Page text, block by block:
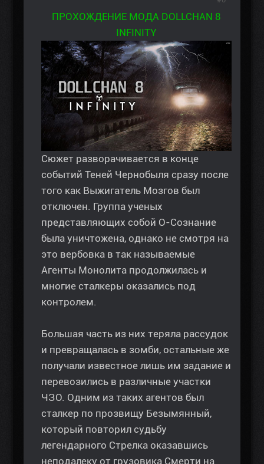
ПРОХОЖДЕНИЕ МОДА DOLLCHAN 8
INFINITY
Сюжет разворачивается в конце
событий Теней Чернобыля сразу после
того как Выжигатель Мозгов был
отключен. Группа ученых
представляющих собой О-Сознание
была уничтожена, однако не смотря на
это вербовка в так называемые
Агенты Монолита продолжилась и
многие сталкеры оказались под
контролем.
Большая часть из них теряла рассудок
и превращалась в зомби, остальные же
получали известное лишь им задание и
перевозились в различные участки
ЧЗО. Одним из таких агентов был
сталкер по прозвищу Безымянный,
который повторил судьбу
легендарного Стрелка оказавшись
неподалеку от грузовика Смерти на